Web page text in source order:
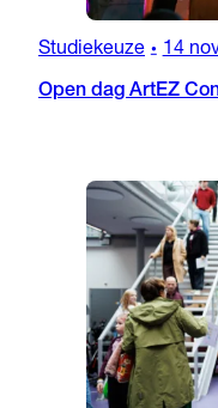
Studiekeuze • 14
Open dag ArtEZ